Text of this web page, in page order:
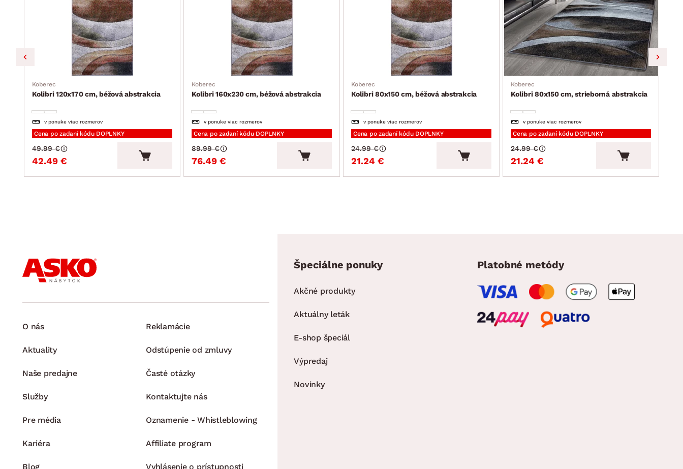
Koberec
Kolibri 120x170 cm, béžová abstrakcia
v ponuke viac rozmerov
Cena po zadaní kódu DOPLNKY
42.49 €
49.99 €
Koberec
Kolibri 160x230 cm, béžová abstrakcia
v ponuke viac rozmerov
Cena po zadaní kódu DOPLNKY
76.49 €
89.99 €
Koberec
Kolibri 80x150 cm, béžová abstrakcia
v ponuke viac rozmerov
Cena po zadaní kódu DOPLNKY
21.24 €
24.99 €
Koberec
Kolibri 80x150 cm, strieborná abstrakcia
v ponuke viac rozmerov
Cena po zadaní kódu DOPLNKY
21.24 €
24.99 €
O nás
Aktuality
Naše predajne
Služby
Pre média
Kariéra
Blog
Reklamácie
Odstúpenie od zmluvy
Časté otázky
Kontaktujte nás
Oznamenie - Whistleblowing
Affiliate program
Vyhlásenie o prístupnosti
Špeciálne ponuky
Akčné produkty
Aktuálny leták
E-shop špeciál
Výpredaj
Novinky
Platobné metódy